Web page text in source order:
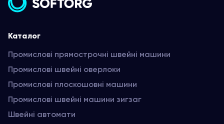
Каталог
Промислові прямострочні швейні машини
Промислові швейні оверлоки
Промислові плоскошовні машини
Промислові швейні машини зигзаг
Швейні автомати